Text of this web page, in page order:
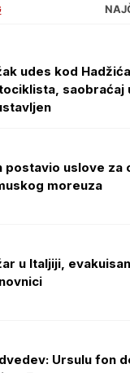
udes kod
saobraćaj
postavio uslove za
moreuza
u Italjiji,
Ursulu fon